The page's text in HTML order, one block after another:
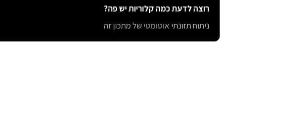
רוצה לדעת כמה קלוריות יש פה?
ניתוח תזונתי אוטומטי של מתכון זה